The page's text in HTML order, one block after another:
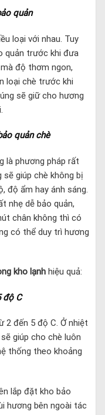
quản
loại với nhau. Tuy
quản trước khi đưa
độ thơm ngon,
loại chè trước khi
sẽ giữ cho hương
quản chè
là phương pháp rất
giúp chè không bị
độ ẩm hay ánh sáng.
nhẹ dễ bảo quản,
chân không thì có
có thể duy trì hương
kho lạnh hiệu quả:
độ C
2 đến 5 độ C. Ở nhiệt
giúp cho chè luôn
thống theo khoảng
lắp đặt kho bảo
hương bên ngoài tác